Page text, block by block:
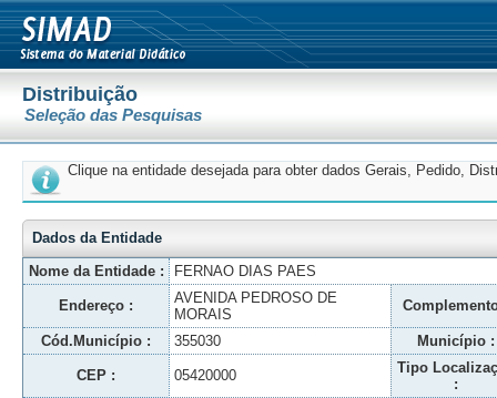
Distribuição
Seleção das Pesquisas
Clique na entidade desejada para obter dados Gerais, Pedido,
Dados da Entidade
Nome da Entidade :
FERNAO DIAS PAES
Endereço :
AVENIDA PEDROSO DE
MORAIS
Cód.Município : 355030 Município :
CEP : 05420000
Tipo
: